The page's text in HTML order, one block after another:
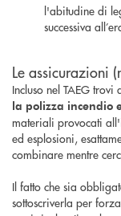
l'abitudine di
successiva
Le assicurazioni
Incluso nel TAEG
la polizza incendio
materiali provocati
ed esplosioni,
combinare mentre
Il fatto che sia
sottoscriverla per